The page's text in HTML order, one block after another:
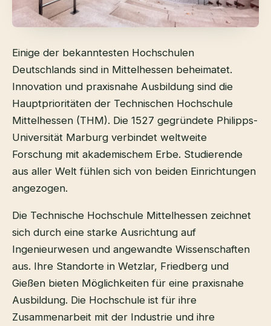
Einige der bekanntesten Hochschulen
Deutschlands sind in Mittelhessen beheimatet.
Innovation und praxisnahe Ausbildung sind die
Hauptprioritäten der Technischen Hochschule
Mittelhessen (THM). Die 1527 gegründete Philipps-
Universität Marburg verbindet weltweite
Forschung mit akademischem Erbe. Studierende
aus aller Welt fühlen sich von beiden Einrichtungen
angezogen.
Die Technische Hochschule Mittelhessen zeichnet
sich durch eine starke Ausrichtung auf
Ingenieurwesen und angewandte Wissenschaften
aus. Ihre Standorte in Wetzlar, Friedberg und
Gießen bieten Möglichkeiten für eine praxisnahe
Ausbildung. Die Hochschule ist für ihre
Zusammenarbeit mit der Industrie und ihre